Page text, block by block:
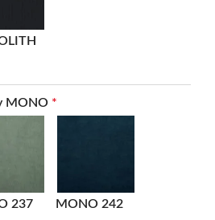
MONO *
237 MONO 242